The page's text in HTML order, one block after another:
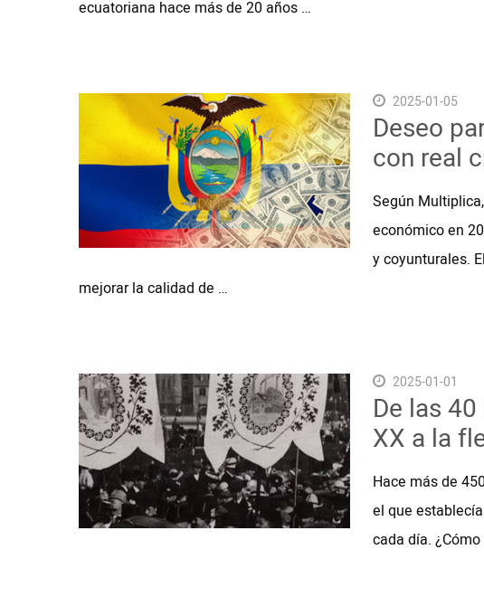
ecuatoriana hace más de 20 años …
2025-01-05
Deseo
con real
Según
económico en
y coyunturales.
mejorar la calidad de …
2025-01-01
De las
XX a la
Hace más de
el que
cada día.